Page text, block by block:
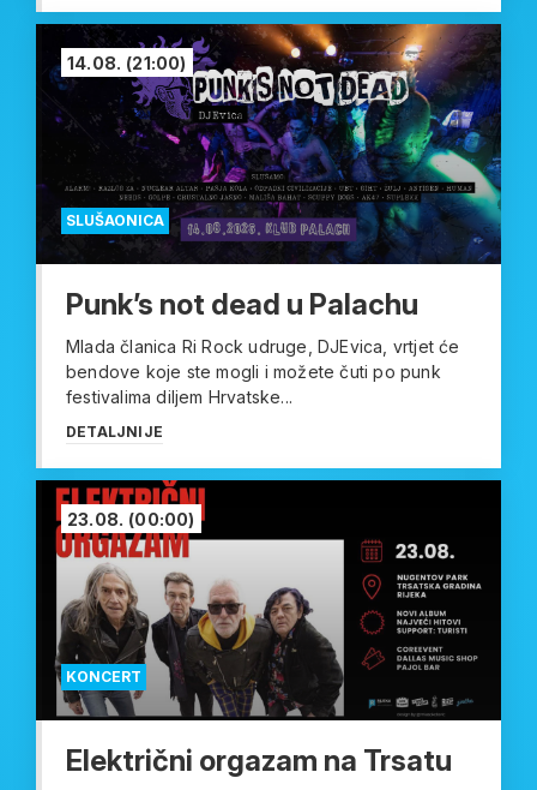
SLUŠAONICA
14.08. (21:00)
Punk’s not dead u Palachu
Mlada članica Ri Rock udruge, DJEvica, vrtjet će
bendove koje ste mogli i možete čuti po punk
festivalima diljem Hrvatske...
DETALJNIJE
KONCERT
23.08. (00:00)
Električni orgazam na Trsatu